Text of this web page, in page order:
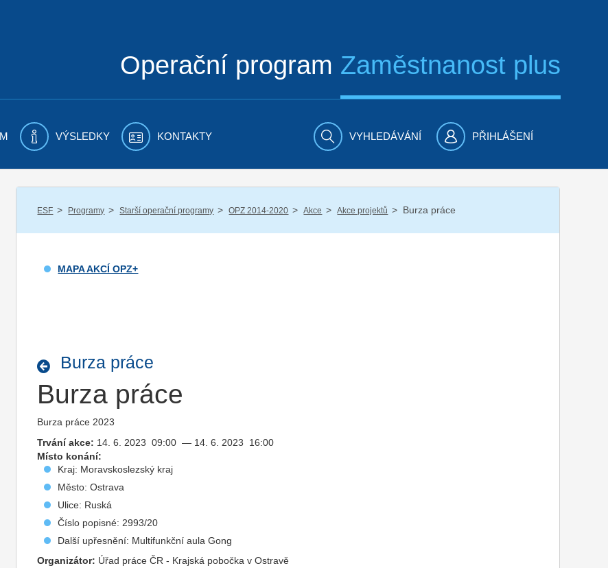
Operační program Zaměstnanost plus
VÝSLEDKY KONTAKTY VYHLEDÁVÁNÍ PŘIHLÁŠENÍ
ESF / Programy / Starší operační programy / OPZ 2014-2020 / Akce / Akce projektů / Burza práce
MAPA AKCÍ OPZ+
Burza práce
Burza práce
Burza práce 2023
Trvání akce: 14. 6. 2023 09:00 — 14. 6. 2023 16:00
Místo konání:
Kraj: Moravskoslezský kraj
Město: Ostrava
Ulice: Ruská
Číslo popisné: 2993/20
Další upřesnění: Multifunkční aula Gong
Organizátor: Úřad práce ČR - Krajská pobočka v Ostravě